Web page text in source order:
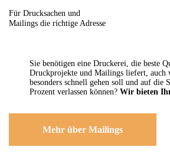
Für Drucksachen und
Mailings die richtige Adresse
Sie benötigen eine Druckerei, die beste
Druckprojekte und Mailings liefert, auch
besonders schnell gehen soll und auf die
Prozent verlassen können? Wir bieten
Mehr über Mailings